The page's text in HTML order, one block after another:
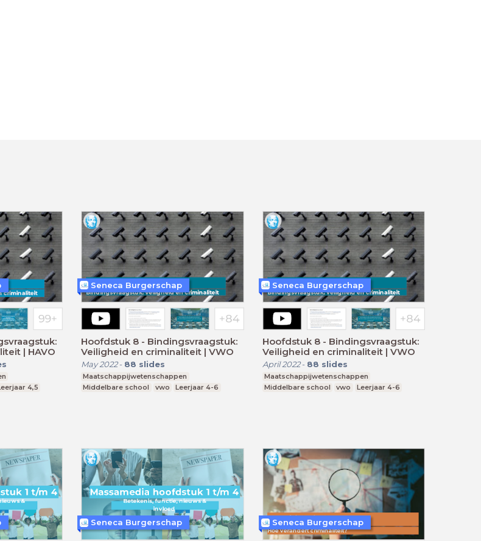
| HAVO
4,5
Hoofdstuk 8 - Bindingsvraagstuk:
Veiligheid en criminaliteit | VWO
May 2022- 88 slides
Maatschappijwetenschappen
Middelbare school
vwo Leerjaar 4-6
Seneca Burgerschap
Hoofdstuk 8 - Bindingsvraagstuk:
Veiligheid en criminaliteit | VWO
April 2022- 88 slides
Maatschappijwetenschappen
Middelbare school
vwo Leerjaar 4-6
Seneca Burgerschap
Seneca Burgerschap Seneca Burgerschap